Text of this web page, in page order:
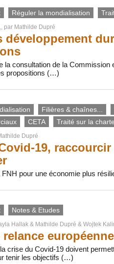
Réguler la mondialisation
, par Mathilde Dupré
développement
la consultation de la Commission
propositions (…)
Filières & chaînes...
CETA Traité sur la
Dupré
19,
pour une économie plus
Notes & Etudes
Hallak& Mathilde Dupré & Wojtek
crise du Covid-19 doivent
tenir les objectifs (…)